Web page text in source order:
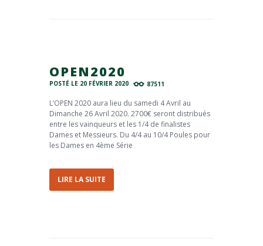
OPEN2020
POSTÉ LE 20 FÉVRIER 2020 87511
L’OPEN 2020 aura lieu du samedi 4 Avril au
Dimanche 26 Avril 2020. 2700€ seront distribués
entre les vainqueurs et les 1/4 de finalistes
Dames et Messieurs. Du 4/4 au 10/4 Poules pour
les Dames en 4ème Série
LIRE LA SUITE